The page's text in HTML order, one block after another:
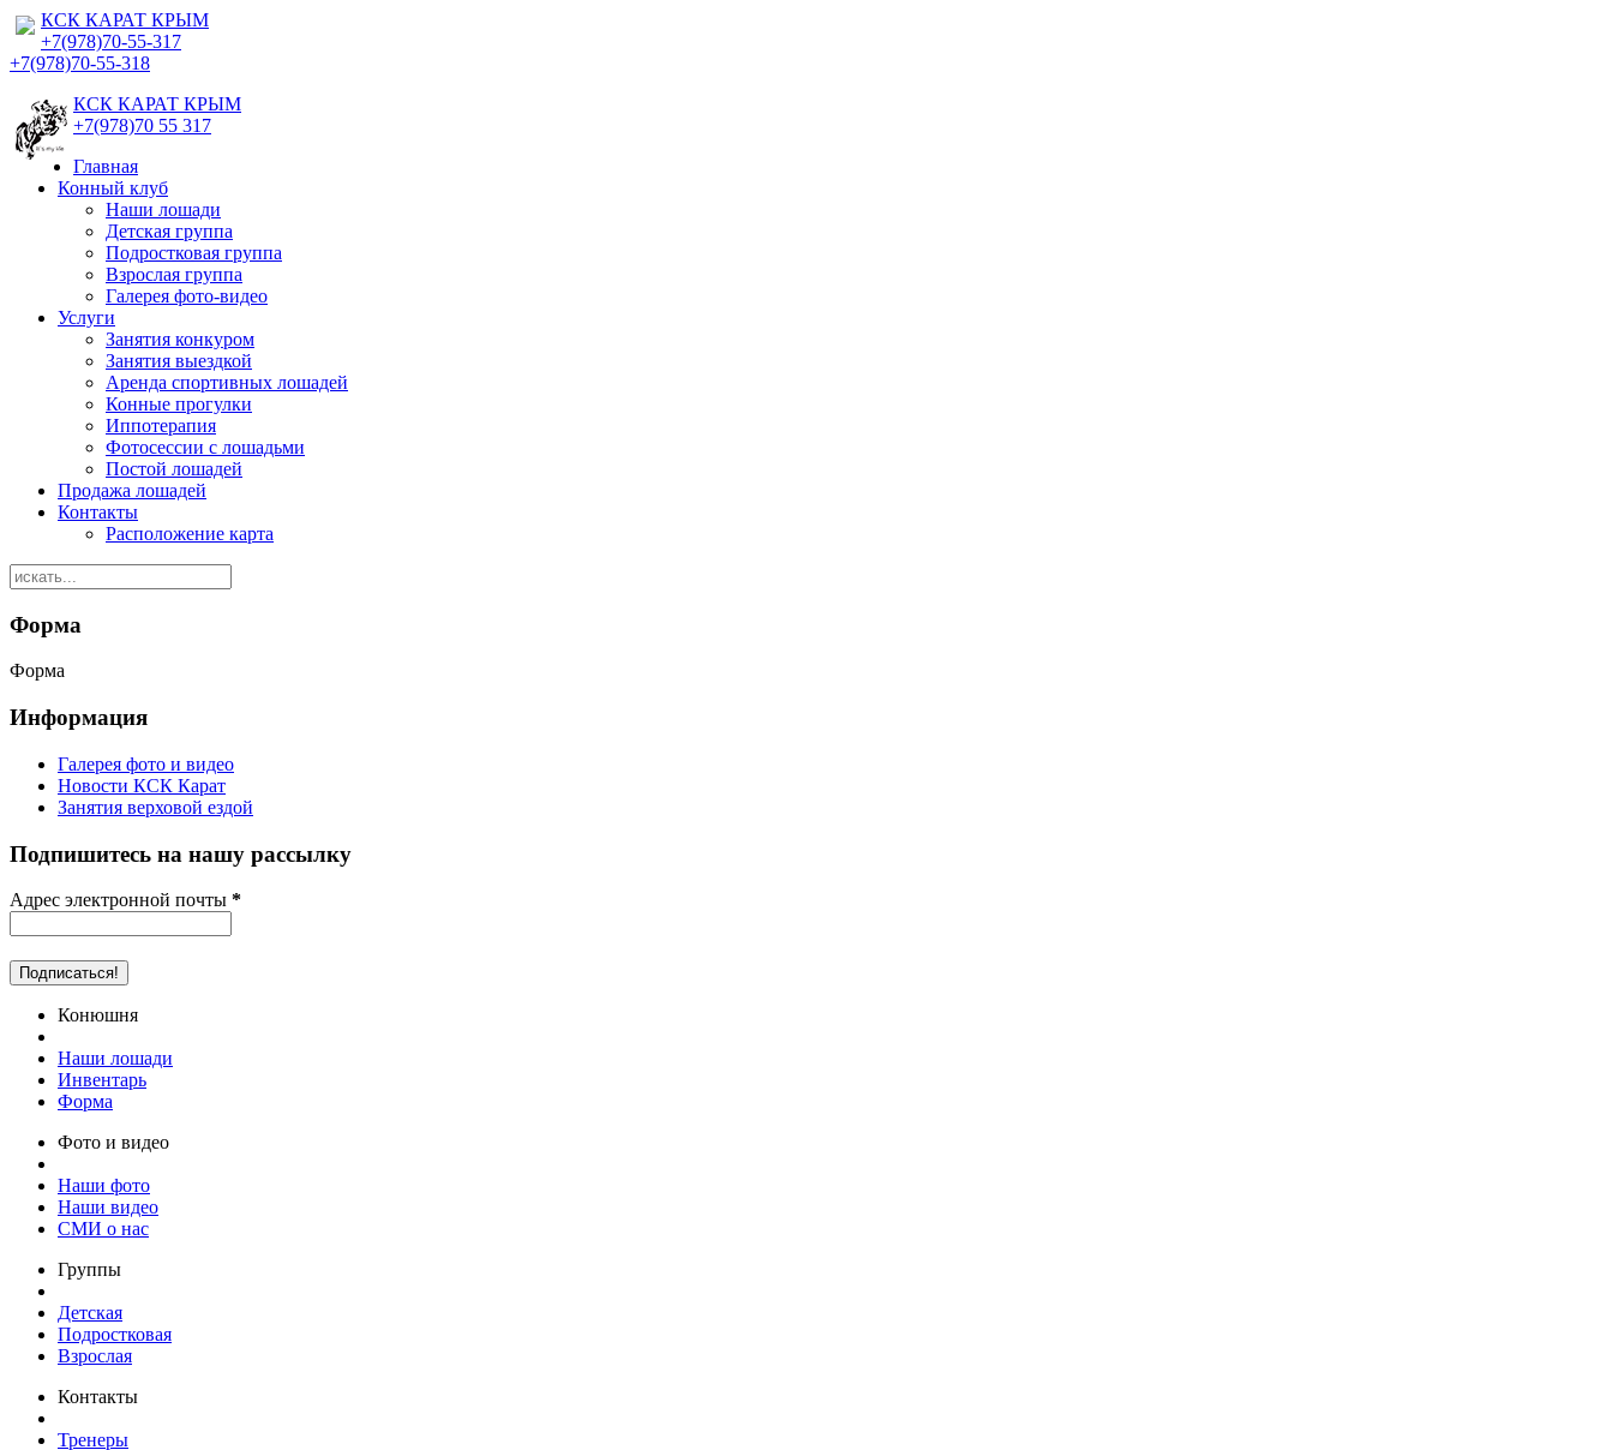
КСК КАРАТ КРЫМ
+7(978)70-55-317
+7(978)70-55-318
КСК КАРАТ КРЫМ
+7(978)70 55 317
Главная
Конный клуб
Наши лошади
Детская группа
Подростковая группа
Взрослая группа
Галерея фото-видео
Услуги
Занятия конкуром
Занятия выездкой
Аренда спортивных лошадей
Конные прогулки
Иппотерапия
Фотосессии с лошадьми
Постой лошадей
Продажа лошадей
Контакты
Расположение карта
Форма
Форма
Информация
Галерея фото и видео
Новости КСК Карат
Занятия верховой ездой
Подпишитесь на нашу рассылку
Адрес электронной почты *
Конюшня
Наши лошади
Инвентарь
Форма
Фото и видео
Наши фото
Наши видео
СМИ о нас
Группы
Детская
Подростковая
Взрослая
Контакты
Тренеры